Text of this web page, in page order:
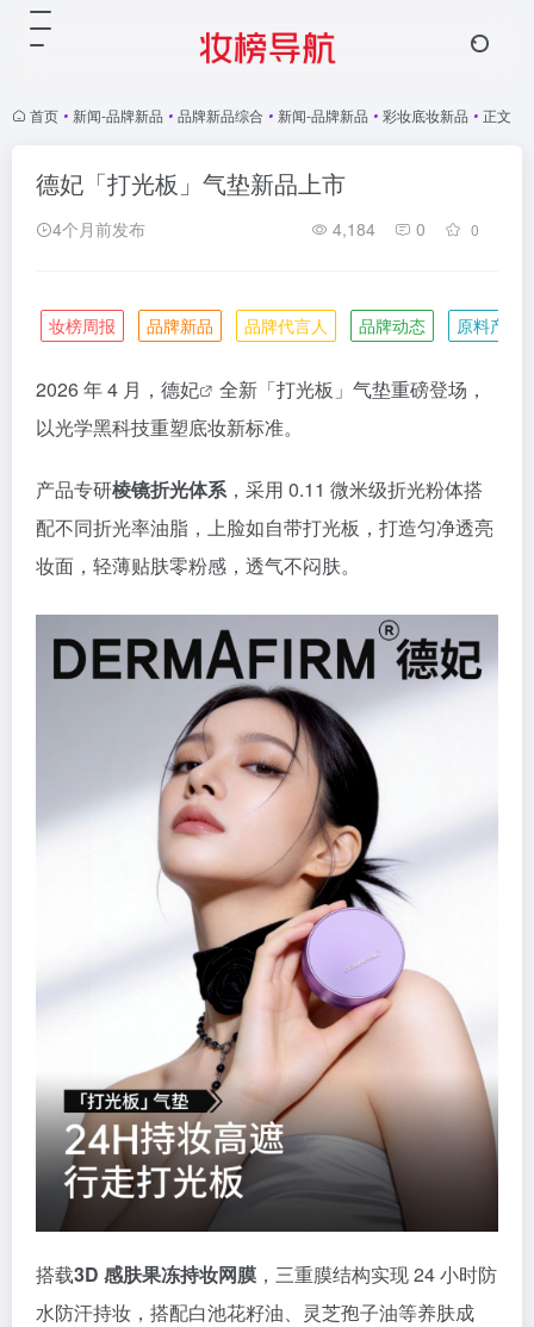
首页 • 新闻-品牌新品 • 品牌新品综合 • 新闻-品牌新品 • 彩妆底妆新品 • 正文
德妃「打光板」气垫新品上市
4个月前发布 4,184 0 0
妆榜周报 品牌新品 品牌代言人 品牌动态 原料产业
2026 年 4 月， 德妃
全新「打光板」气垫重磅登场，
以光学黑科技重塑底妆新标准。
产品专研棱镜折光体系，采用 0.11 微米级折光粉体搭
配不同折光率油脂，上脸如自带打光板，打造匀净透亮
妆面，轻薄贴肤零粉感，透气不闷肤。
搭载3D 感肤果冻持妆网膜 ，三重膜结构实现 24 小时防
水防汗持妆，搭配白池花籽油、灵芝孢子油等养肤成